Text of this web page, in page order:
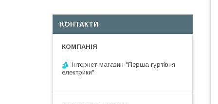
КОНТАКТИ
Інтернет-магазин "Перша гуртівня
електрики"